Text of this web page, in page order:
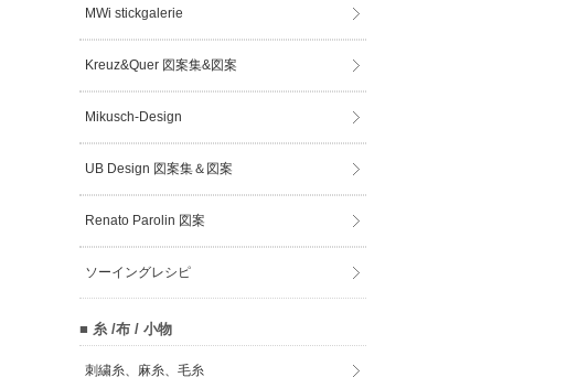
MWi stickgalerie
Kreuz&Quer 図案集&図案
Mikusch-Design
UB Design 図案集＆図案
Renato Parolin 図案
ソーイングレシピ
■ 糸 /布 / 小物
刺繍糸、麻糸、毛糸